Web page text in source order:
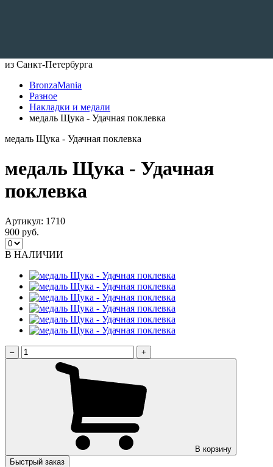
из Санкт-Петербурга
BronzaMania
Разное
Накладки и медали
медаль Щука - Удачная поклевка
медаль Щука - Удачная поклевка
медаль Щука - Удачная
поклевка
Артикул: 1710
900 руб.
В НАЛИЧИИ
– +
В корзину
Быстрый заказ